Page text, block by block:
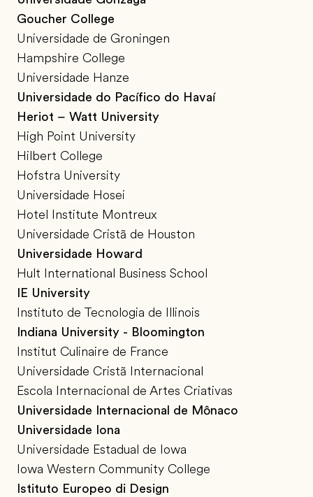
Goucher College
Universidade de Groningen
Hampshire College
Universidade Hanze
Universidade do Pacífico do Havaí
Heriot – Watt University
High Point University
Hilbert College
Hofstra University
Universidade Hosei
Hotel Institute Montreux
Universidade Cristã de Houston
Universidade Howard
Hult International Business School
IE University
Instituto de Tecnologia de Illinois
Indiana University - Bloomington
Institut Culinaire de France
Universidade Cristã Internacional
Escola Internacional de Artes Criativas
Universidade Internacional de Mônaco
Universidade Iona
Universidade Estadual de Iowa
Iowa Western Community College
Istituto Europeo di Design